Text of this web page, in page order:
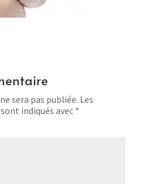
sera pas publiée. Les
indiqués avec *